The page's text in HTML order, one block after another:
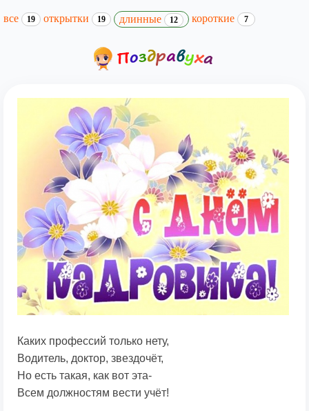
все 19 открытки 19 длинные 12 короткие 7
Каких профессий только нету,
Водитель, доктор, звездочёт,
Но есть такая, как вот эта-
Всем должностям вести учёт!